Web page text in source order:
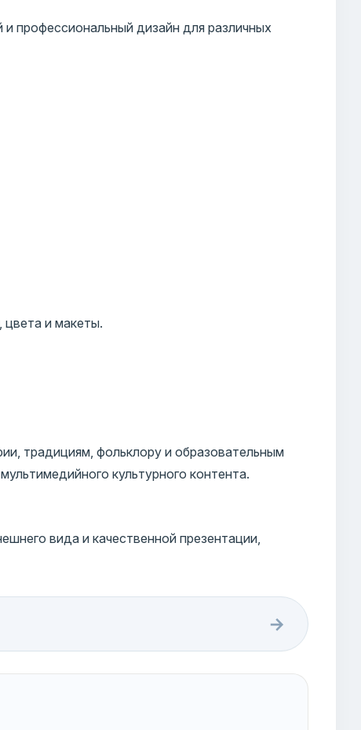
и профессиональный дизайн для различных
цвета и макеты.
традициям, фольклору и образовательным
культурного контента.
вида и качественной презентации,
→